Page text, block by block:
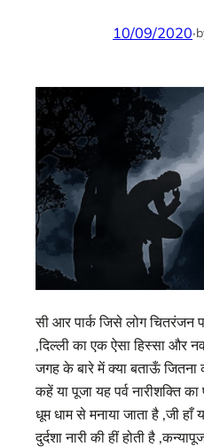
10/09/2020·
सी आर पार्क जिसे लोग चितरंजन
,दिल्ली का एक ऐसा हिस्सा और
जगह के बारे में क्या बताऊँ जितना
कहें या पूजा यह पर्व नारीशक्ति
धूम धाम से मनाया जाता है ,जी हाँ
दुर्दशा नारी की हीं होती है